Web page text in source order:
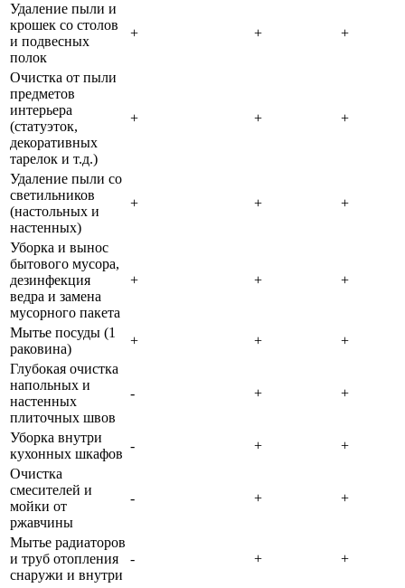
Удаление пыли и
крошек со столов
и подвесных
полок
+ + +
Очистка от пыли
предметов
интерьера
(статуэток,
декоративных
тарелок и т.д.)
+ + +
Удаление пыли со
светильников
(настольных и
настенных)
+ + +
Уборка и вынос
бытового мусора,
дезинфекция
ведра и замена
мусорного пакета
+ + +
Мытье посуды (1
раковина)
+ +
+
Глубокая очистка
напольных и
настенных
плиточных швов
- + +
Уборка внутри
кухонных шкафов
- +
+
Очистка
смесителей и
мойки от
ржавчины
- + +
Мытье радиаторов
и труб отопления
снаружи и внутри
- + +